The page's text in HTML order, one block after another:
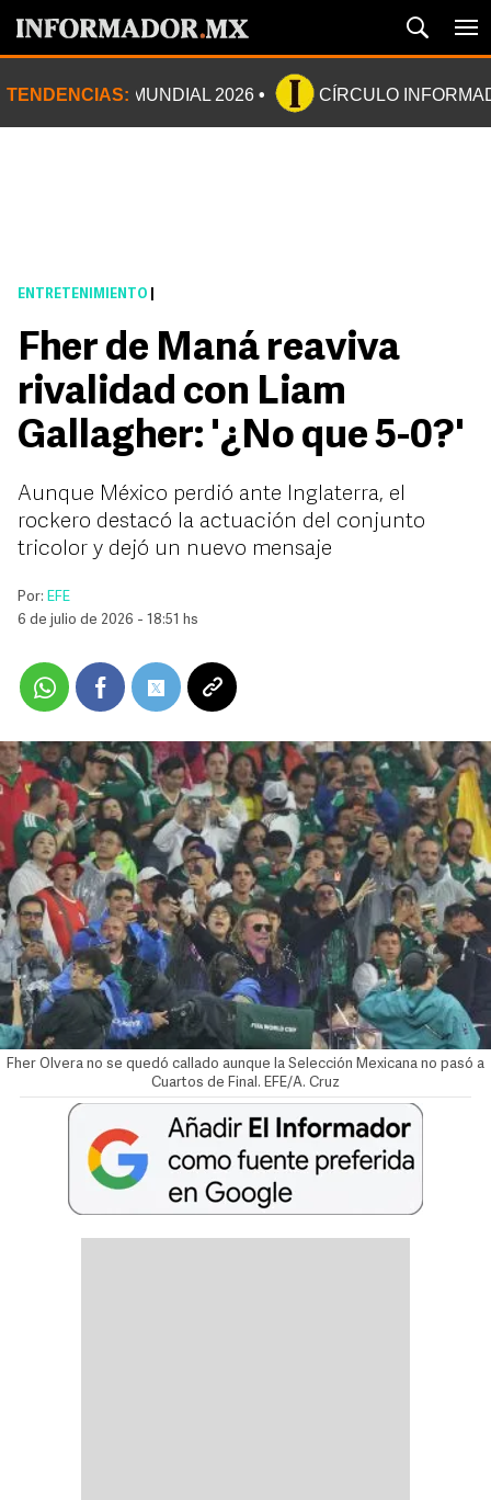
TENDENCIAS: MUNDIAL 2026 CÍRCULO
ENTRETENIMIENTO
Fher de Maná reaviva
rivalidad con Liam
Gallagher: '¿No que 5-0?'
Aunque México perdió ante Inglaterra, el
rockero destacó la actuación del conjunto
tricolor y dejó un nuevo mensaje
Por: EFE
6 de julio de 2026 - 18:51 hs
Fher Olvera no se quedó callado aunque la Selección Mexicana no pasó a
Cuartos de Final. EFE/A. Cruz